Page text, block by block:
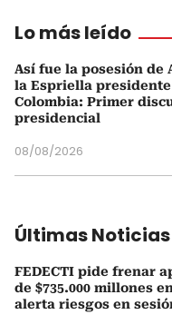
Lo más leído
Así fue la posesión de
la Espriella presidente
Colombia: Primer
presidencial
08/08/2026
Últimas Noticias
FEDECTI pide frenar
de $735.000 millones
alerta riesgos en